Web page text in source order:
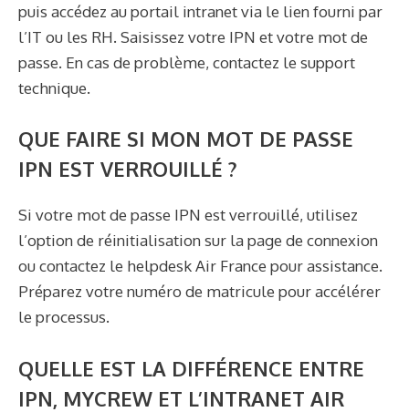
puis accédez au portail intranet via le lien fourni par
l’IT ou les RH. Saisissez votre IPN et votre mot de
passe. En cas de problème, contactez le support
technique.
QUE FAIRE SI MON MOT DE PASSE
IPN EST VERROUILLÉ ?
Si votre mot de passe IPN est verrouillé, utilisez
l’option de réinitialisation sur la page de connexion
ou contactez le helpdesk Air France pour assistance.
Préparez votre numéro de matricule pour accélérer
le processus.
QUELLE EST LA DIFFÉRENCE ENTRE
IPN, MYCREW ET L’INTRANET AIR